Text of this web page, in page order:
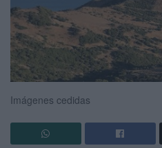
Imágenes cedidas